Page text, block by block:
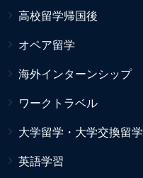
高校留学帰国後
オペア留学
海外インターンシップ
ワークトラベル
大学留学・大学交換留学
英語学習